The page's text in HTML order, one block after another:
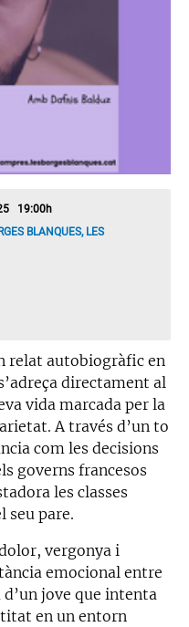
19:00h
BLANQUES, LES
relat autobiogràfic en
directament al
vida marcada per la
A través d’un to
com les decisions
governs francesos
les classes
seu pare.
vergonya i
emocional entre
jove que intenta
en un entorn